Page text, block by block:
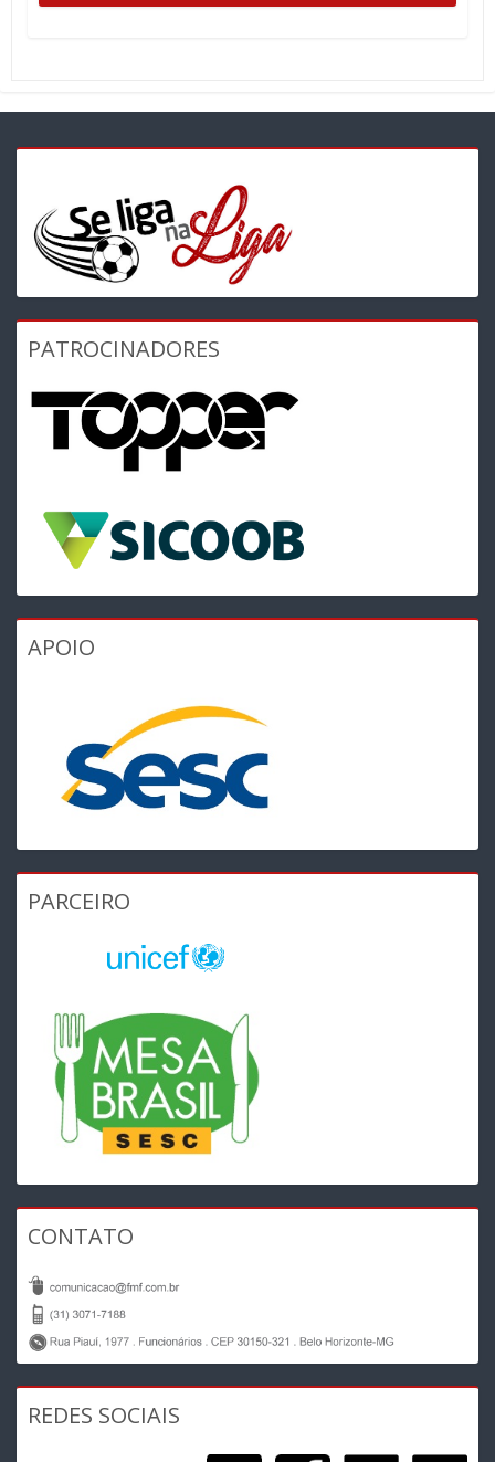
PATROCINADORES
APOIO
PARCEIRO
CONTATO
REDES SOCIAIS